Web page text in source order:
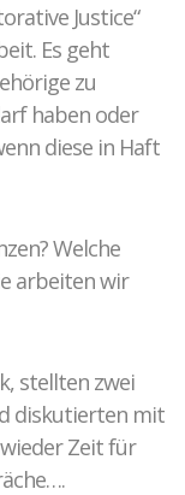
Justice“
Es geht
zu
haben oder
diese in Haft
Welche
arbeiten wir
stellten zwei
diskutierten mit
Zeit für